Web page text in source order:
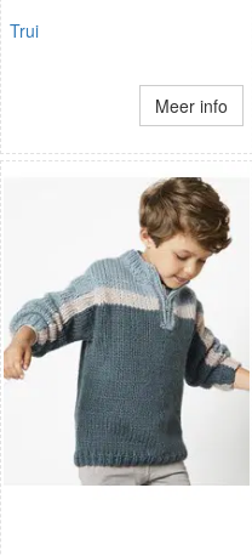
Trui
Meer info